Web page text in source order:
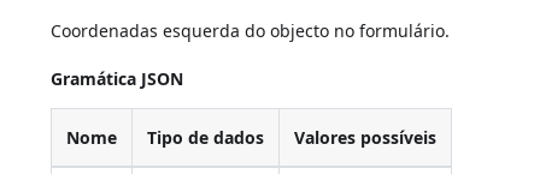
Coordenadas esquerda do objecto no formulário.
Gramática JSON
Nome Tipo de dados Valores possíveis